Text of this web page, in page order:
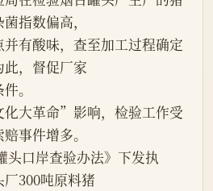
指数偏高，
有酸味，查至加工过程确定
，督促厂家
。
事件增多。
300吨原料猪